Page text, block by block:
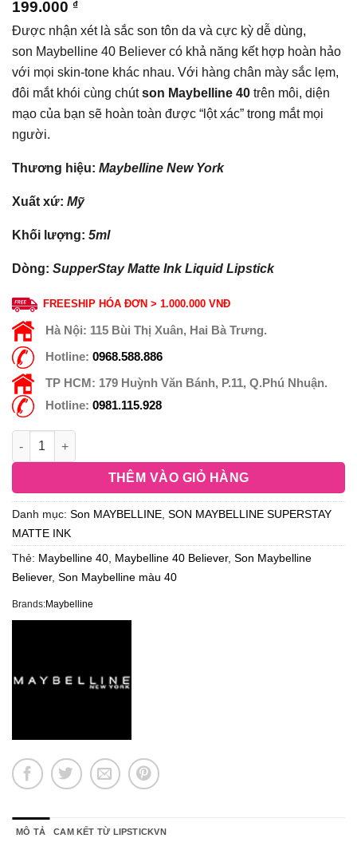
199.000 ₫
Được nhận xét là sắc son tôn da và cực kỳ dễ dùng,
son Maybelline 40 Believer có khả năng kết hợp hoàn hảo
với mọi skin-tone khác nhau. Với hàng chân mày sắc lẹm,
đôi mắt khói cùng chútson Maybelline 40 trên môi, diện
mạo của bạn sẽ hoàn toàn được “lột xác” trong mắt mọi
người.
Thương hiệu: Maybelline New York
Xuất xứ: Mỹ
Khối lượng: 5ml
Dòng: SupperStay Matte Ink Liquid Lipstick
FREESHIP HÓA ĐƠN > 1.000.000 VNĐ
Hà Nội: 115 Bùi Thị Xuân, Hai Bà Trưng.
Hotline: 0968.588.886
TP HCM: 179 Huỳnh Văn Bánh, P.11, Q.Phú Nhuận.
Hotline: 0981.115.928
THÊM VÀO GIỎ HÀNG
Danh mục: Son MAYBELLINE SON MAYBELLINE SUPERSTAY
MATTE INK
Thẻ: Maybelline 40 Maybelline 40 Believer, Son Maybelline
Believer, Son Maybelline màu 40
Brands:Maybelline
MÔ TẢ CAM KẾT TỪ LIPSTICKVN